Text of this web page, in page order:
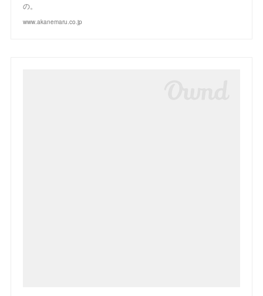
の。
www.akanemaru.co.jp